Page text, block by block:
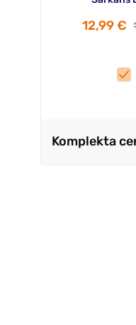
12,99 €
Komplekta